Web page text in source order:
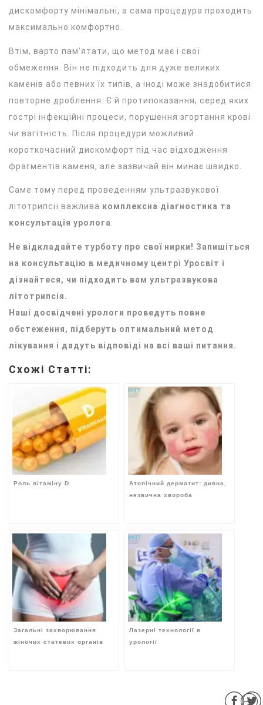
дискомфорту мінімальні, а сама процедура проходить
максимально комфортно.
Втім, варто пам’ятати, що метод має і свої
обмеження. Він не підходить для дуже великих
каменів або певних їх типів, а іноді може знадобитися
повторне дроблення. Є й протипоказання, серед яких
гострі інфекційні процеси, порушення згортання крові
чи вагітність. Після процедури можливий
короткочасний дискомфорт під час відходження
фрагментів каменя, але зазвичай він минає швидко.
Саме тому перед проведенням ультразвукової
літотрипсії важлива комплексна діагностика та
консультація уролога
Не відкладайте турботу про свої нирки! Запишіться
на консультацію в медичному центрі Уросвіт і
дізнайтеся, чи підходить вам ультразвукова
літотрипсія.
Наші досвідчені урологи проведуть повне
обстеження, підберуть оптимальний метод
лікування і дадуть відповіді на всі ваші питання.
Схожі Статті:
Роль вітаміну D
Атопічний дерматит: дивна,
незвична хвороба
Загальні захворювання
жіночих статевих органів
Лазерні технології в
урології